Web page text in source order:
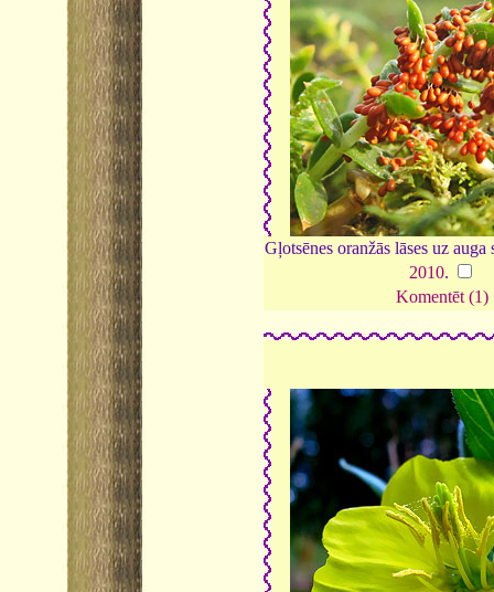
Gļotsēnes oranžās lāses uz
2010.
Komentēt (1)